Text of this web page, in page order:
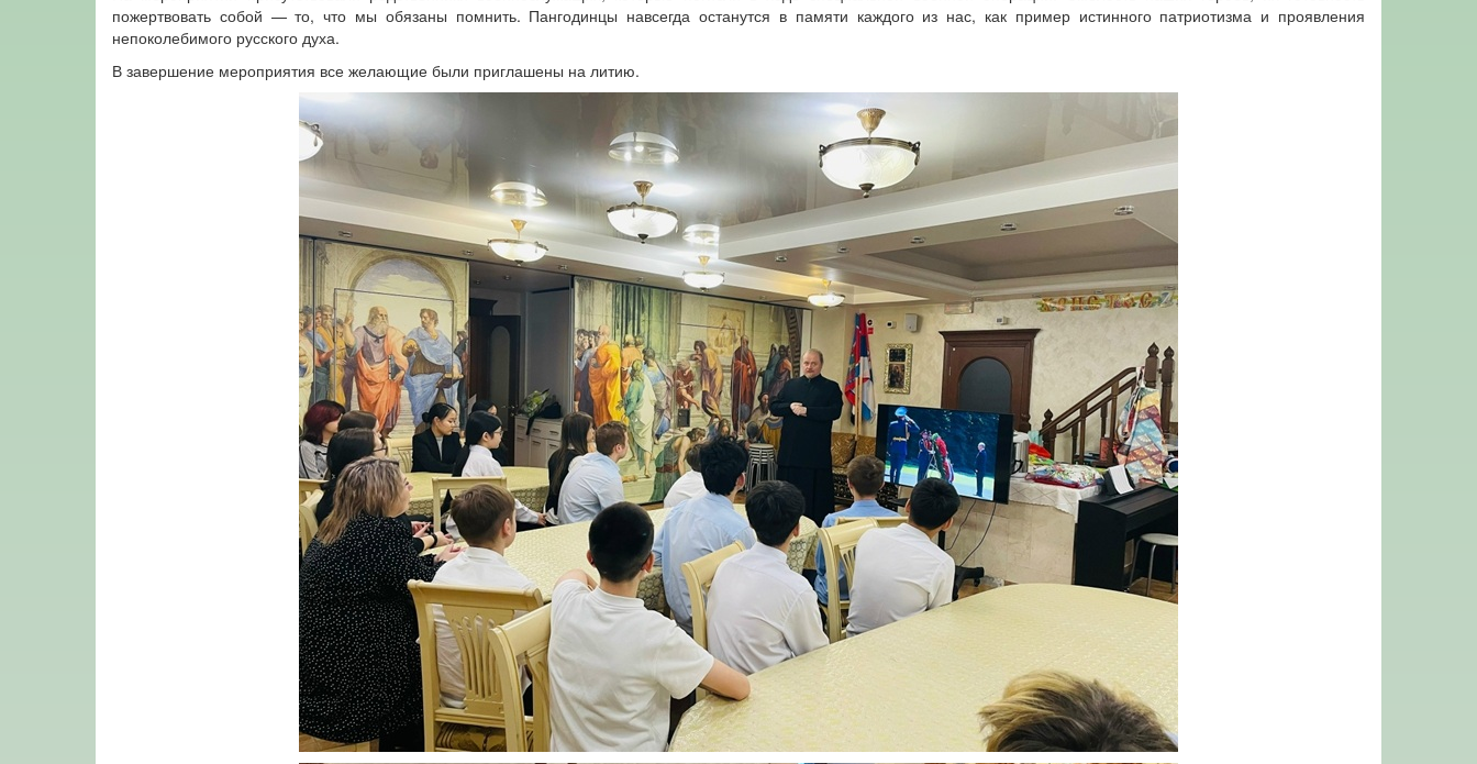
пожертвовать собой — то, что мы обязаны помнить. Пангодинцы навсегда останутся в памяти каждого из нас, как пример истинного патриотизма и проявления
непоколебимого русского духа.
В завершение мероприятия все желающие были приглашены на литию.